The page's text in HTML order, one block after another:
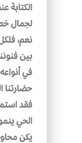
الكتابة
لجمال
نعم،
بين
في
حضارتنا
فقد
الحي
يكن